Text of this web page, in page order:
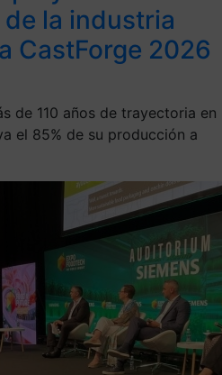
la industria
CastForge 2026
de 110 años de trayectoria en
el 85% de su producción a